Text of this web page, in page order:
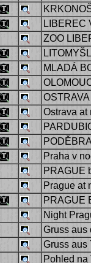
LIBEREC
ZOO
MLADÁ
Ostrava at
Praha v
PRAGUE
Prague at
PRAGUE
Night
Gruss aus
Gruss aus
Pohled na